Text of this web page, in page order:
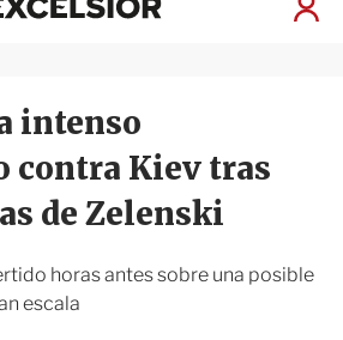
I
ó
n
x
o
r
intenso
contra Kiev tras
de Zelenski
horas antes sobre una posible
escala